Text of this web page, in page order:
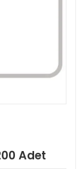
Adet